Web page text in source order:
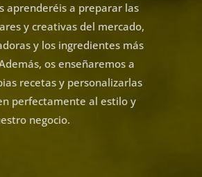
aprenderéis a preparar las
y creativas del mercado,
y los ingredientes más
os enseñaremos a
recetas y personalizarlas
perfectamente al estilo y
negocio.